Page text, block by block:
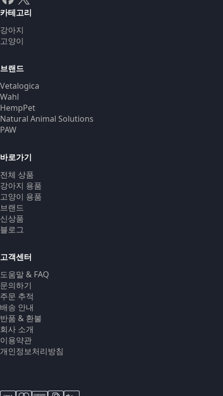
카테고리
강아지
고양이
브랜드
Vetalogica
Wahl
HempPet
Natural Animal Solutions
PAW
바로가기
전체 상품
강아지 용품
고양이 용품
브랜드
신상품
블로그
고객센터
도움말 & FAQ
문의하기
주문 추적
배송 안내
반품 & 환불
회사 소개
이용약관
개인정보처리방침